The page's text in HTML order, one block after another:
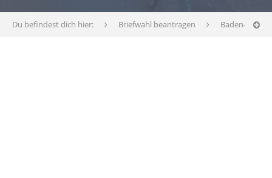
Du befindest dich hier: Briefwahl beantragen Baden-